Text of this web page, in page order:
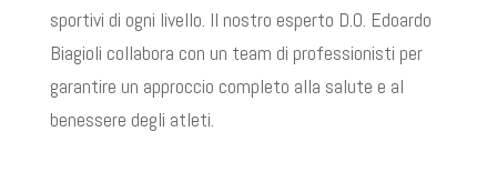
sportivi di ogni livello. Il nostro esperto D.O. Edoardo
Biagioli collabora con un team di professionisti per
garantire un approccio completo alla salute e al
benessere degli atleti.